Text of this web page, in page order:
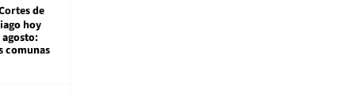
de
hoy
agosto:
comunas